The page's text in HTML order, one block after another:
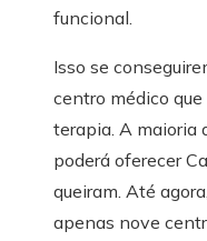
funcional.
Isso se
centro médico
terapia. A maioria
poderá oferecer
queiram. Até
apenas nove